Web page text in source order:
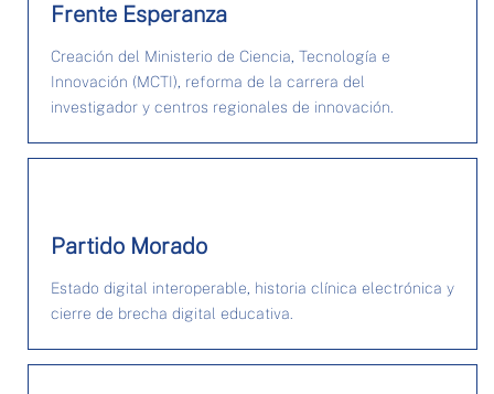
Frente Esperanza
Creación del Ministerio de Ciencia, Tecnología e
Innovación (MCTI), reforma de la carrera del
investigador y centros regionales de innovación.
Partido Morado
Estado digital interoperable, historia clínica electrónica y
cierre de brecha digital educativa.